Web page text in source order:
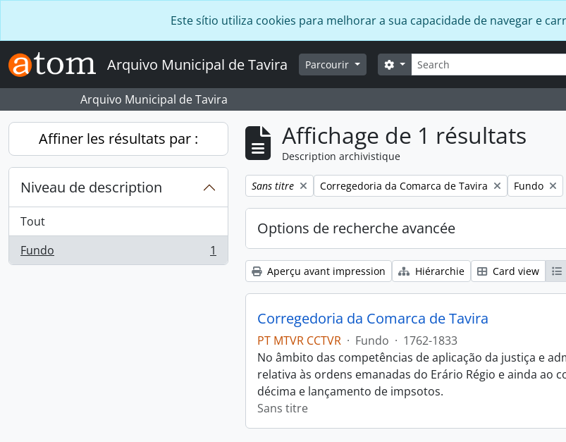
Este sítio utiliza cookies para melhorar a sua capacidade de navegar e
Arquivo Municipal de Tavira Parcourir Rechercher
Search options
Arquivo Municipal de Tavira
Affiner les résultats par :
Niveau de description
Tout
Fundo
, 1 résultats 1
Affichage de 1 résultats
Description archivistique
Remove filter:
Sans titre Remove filter:
Corregedoria da Comarca de Tavira Remove
Fundo
Options de recherche avancée
Aperçu avant impression Hiérarchie Card view
Corregedoria da Comarca de Tavira
PT MTVR CCTVR · Fundo · 1762-1833
No âmbito das competências de aplicação da justiça e
relativa às ordens emanadas do Erário Régio e ainda
décima e lançamento de impsotos.
Sans titre